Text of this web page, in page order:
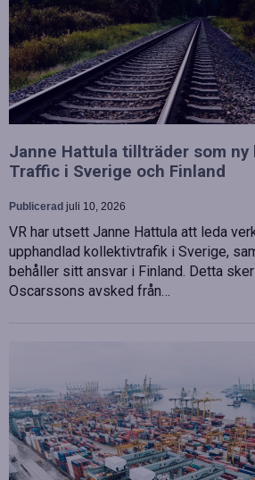
Janne Hattula tillträder som ny
Traffic i Sverige och Finland
Publicerad juli 10, 2026
VR har utsett Janne Hattula att leda
upphandlad kollektivtrafik i Sverige,
behåller sitt ansvar i Finland. Detta
Oscarssons avsked från…